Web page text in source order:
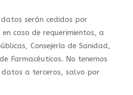
datos serán cedidos por
caso de requerimientos, a
Consejería de Sanidad,
Farmacéuticos. No tenemos
datos a terceros, salvo por